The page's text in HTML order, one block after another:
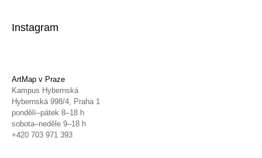
Instagram
ArtMap v Praze
Kampus Hybernská
Hybernská 998/4, Praha 1
pondělí–pátek 8–18 h
sobota–neděle 9–18 h
+420 703 971 393